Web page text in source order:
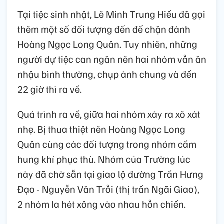
Tại tiệc sinh nhật, Lê Minh Trung Hiếu đã gọi
thêm một số đối tượng đến để chặn đánh
Hoàng Ngọc Long Quân. Tuy nhiên, những
người dự tiệc can ngăn nên hai nhóm vẫn ăn
nhậu bình thường, chụp ảnh chung và đến
22 giờ thì ra về.
Quá trình ra về, giữa hai nhóm xảy ra xô xát
nhẹ. Bị thua thiệt nên Hoàng Ngọc Long
Quân cùng các đối tượng trong nhóm cầm
hung khí phục thù. Nhóm của Trường lúc
này đã chờ sẵn tại giao lộ đường Trần Hưng
Đạo - Nguyễn Văn Trỗi (thị trấn Ngãi Giao),
2 nhóm la hét xông vào nhau hỗn chiến.